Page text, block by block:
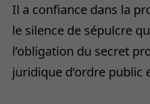
Il a confiance dans la
le silence de sépulcre
l’obligation du secret
juridique d’ordre public